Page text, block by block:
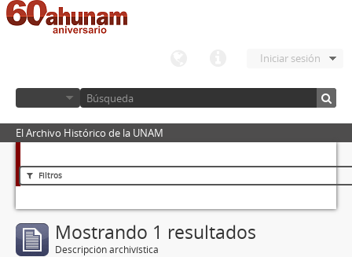
Iniciar sesión
El Archivo Histórico de la UNAM
Filtros
Mostrando 1 resultados
Descripción archivística